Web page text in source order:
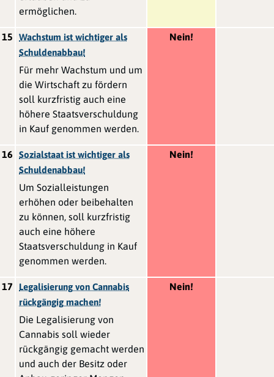
ermöglichen.
15
Wachstum ist wichtiger als
Schuldenabbau!
Für mehr Wachstum und um
die Wirtschaft zu fördern
soll kurzfristig auch eine
höhere Staatsverschuldung
in Kauf genommen werden.
Nein!
16
Sozialstaat ist wichtiger als
Schuldenabbau!
Um Sozialleistungen
erhöhen oder beibehalten
zu können, soll kurzfristig
auch eine höhere
Staatsverschuldung in Kauf
genommen werden.
Nein!
17
Legalisierung von Cannabis
rückgängig machen!
Die Legalisierung von
Cannabis soll wieder
rückgängig gemacht werden
und auch der Besitz oder
Nein!